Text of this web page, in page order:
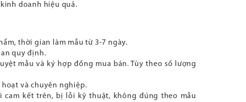
doanh hiệu quả.
thời gian làm mẫu từ 3-7 ngày.
quy định.
mẫu và ký hợp đồng mua bán. Tùy theo số lượng
và chuyên nghiệp.
cam kết trên, bị lỗi kỹ thuật, không đúng theo mẫu